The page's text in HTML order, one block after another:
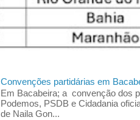
Convenções partidárias em
Em Bacabeira; a convenção dos
Podemos, PSDB e Cidadania
de Naila Gon...